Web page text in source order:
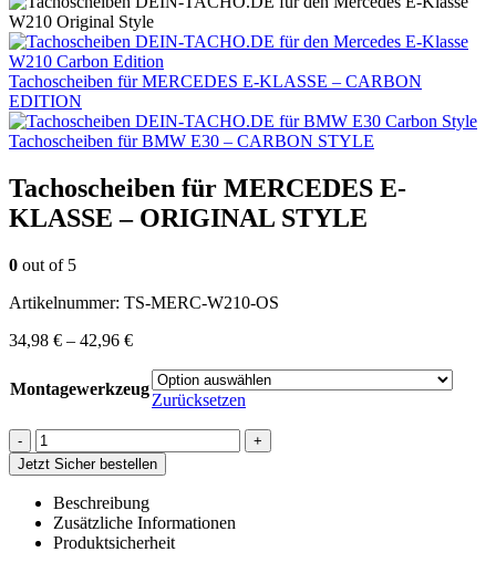
Tachoscheiben für MERCEDES E-KLASSE – CARBON
EDITION
Tachoscheiben für BMW E30 – CARBON STYLE
Tachoscheiben für MERCEDES E-
KLASSE – ORIGINAL STYLE
0 out of 5
Artikelnummer: TS-MERC-W210-OS
34,98 € – 42,96 €
Montagewerkzeug
Zurücksetzen
-
+
Jetzt Sicher bestellen
Beschreibung
Zusätzliche Informationen
Produktsicherheit